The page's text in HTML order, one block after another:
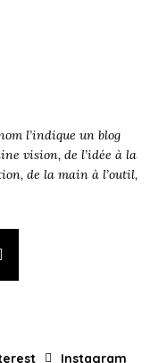
l’indique un blog
vision, de l’idée à la
de la main à l’outil,
Instagram